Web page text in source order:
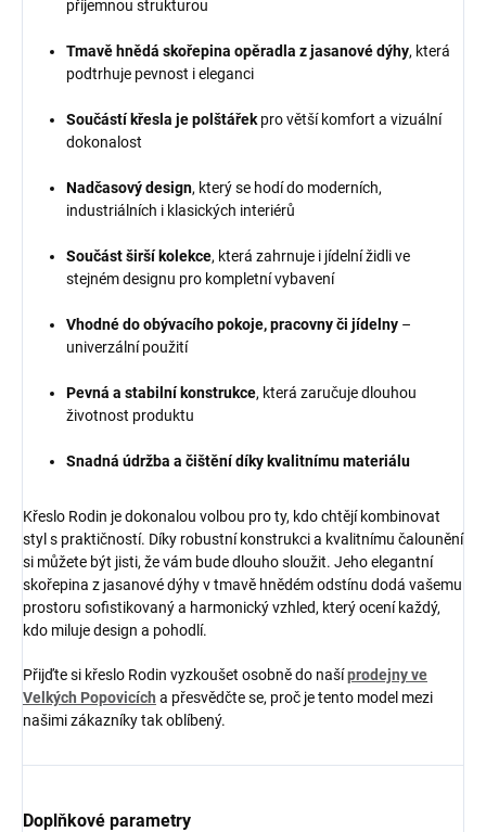
příjemnou strukturou
Tmavě hnědá skořepina opěradla z jasanové dýhy, která
podtrhuje pevnost i eleganci
Součástí křesla je polštářek pro větší komfort a vizuální
dokonalost
Nadčasový design, který se hodí do moderních,
industriálních i klasických interiérů
Součást širší kolekce, která zahrnuje i jídelní židli ve
stejném designu pro kompletní vybavení
Vhodné do obývacího pokoje, pracovny či jídelny –
univerzální použití
Pevná a stabilní konstrukce, která zaručuje dlouhou
životnost produktu
Snadná údržba a čištění díky kvalitnímu materiálu
Křeslo Rodin je dokonalou volbou pro ty, kdo chtějí kombinovat
styl s praktičností. Díky robustní konstrukci a kvalitnímu čalounění
si můžete být jisti, že vám bude dlouho sloužit. Jeho elegantní
skořepina z jasanové dýhy v tmavě hnědém odstínu dodá vašemu
prostoru sofistikovaný a harmonický vzhled, který ocení každý,
kdo miluje design a pohodlí.
Přijďte si křeslo Rodin vyzkoušet osobně do našíprodejny ve
Velkých Popovicích a přesvědčte se, proč je tento model mezi
našimi zákazníky tak oblíbený.
Doplňkové parametry